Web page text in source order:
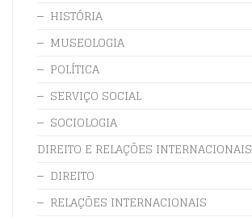
HISTÓRIA
MUSEOLOGIA
POLÍTICA
SERVIÇO SOCIAL
SOCIOLOGIA
DIREITO E RELAÇÕES INTERNACIONAIS
DIREITO
RELAÇÕES INTERNACIONAIS